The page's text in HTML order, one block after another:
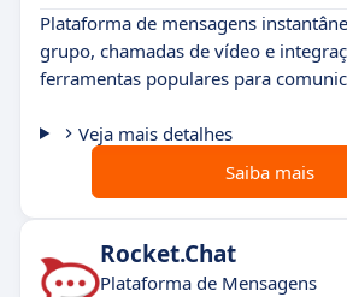
Plataforma de mensagens
grupo, chamadas de vídeo e
ferramentas populares para
Veja mais detalhes
Saiba mais
Rocket.Chat
Plataforma de Mensagens